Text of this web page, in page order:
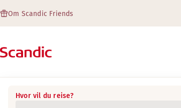
Om Scandic Friends
Hvor vil du reise?